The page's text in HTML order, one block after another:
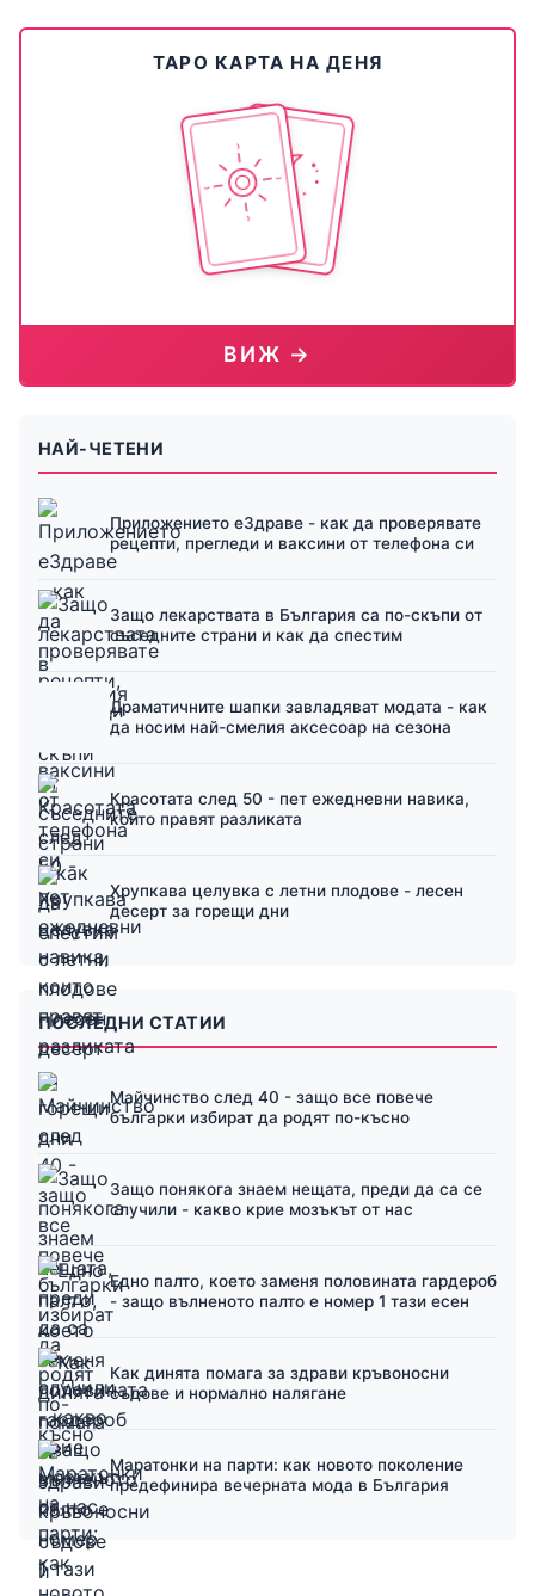
ТАРО КАРТА НА ДЕНЯ
ВИЖ →
НАЙ-ЧЕТЕНИ
Приложението еЗдраве - как да проверявате
рецепти, прегледи и ваксини от телефона си
Защо лекарствата в България са по-скъпи от
съседните страни и как да спестим
Драматичните шапки завладяват модата - как
да носим най-смелия аксесоар на сезона
Красотата след 50 - пет ежедневни навика,
които правят разликата
Хрупкава целувка с летни плодове - лесен
десерт за горещи дни
ПОСЛЕДНИ СТАТИИ
Майчинство след 40 - защо все повече
българки избират да родят по-късно
Защо понякога знаем нещата, преди да са се
случили - какво крие мозъкът от нас
Едно палто, което заменя половината гардероб
- защо вълненото палто е номер 1 тази есен
Как динята помага за здрави кръвоносни
съдове и нормално налягане
Маратонки на парти: как новото поколение
предефинира вечерната мода в България